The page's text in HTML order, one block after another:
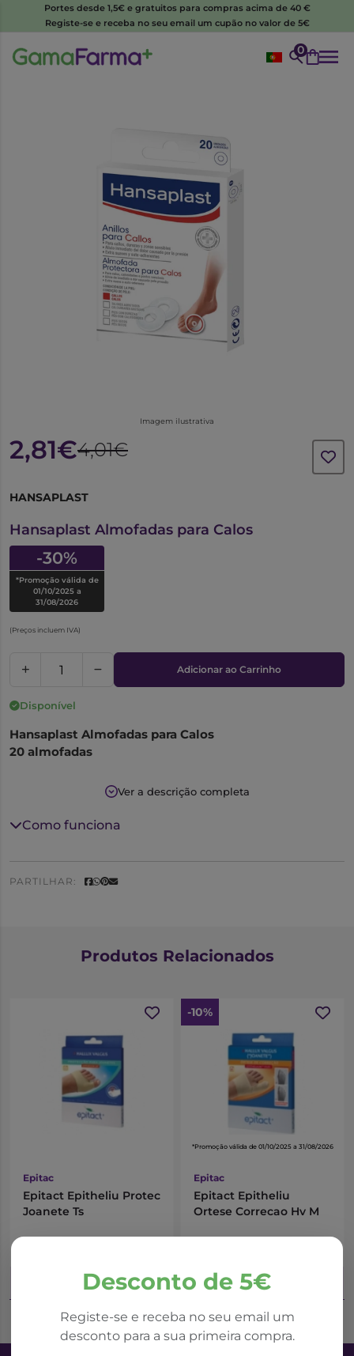
Portes desde 1,5€ e gratuitos para compras acima de 40 €
Registe-se e receba no seu email um cupão no valor de 5€
0
Imagem ilustrativa
2,81€4,01€
HANSAPLAST
Hansaplast Almofadas para Calos
-30%
*Promoção válida de
01/10/2025 a
31/08/2026
(Preços incluem IVA)
Adicionar ao Carrinho
Disponível
Hansaplast Almofadas para Calos
20 almofadas
Hansaplast Almofadas para Calos oferece uma
proteção ótima para calos, calosidades e pontos
sensíveis, especialmente nos dedos e entre os dedos.
Aliviam a dor causada pela pressão e fricção,
Ver a descrição completa
Como funciona
PARTILHAR:
Desconto de 5€
Registe-se e receba no seu email um
desconto para a sua primeira compra.
Produtos Relacionados
Epitac
Epitact Epitheliu Protec
Joanete Ts
Adicionar ao Carrinho
-10%
*Promoção válida de 01/10/2025 a 31/08/2026
Epitac
Epitact Epitheliu
Ortese Correcao Hv M
Adicionar ao Carrinho